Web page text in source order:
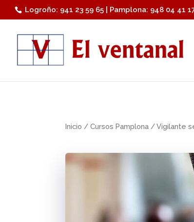
Logroño: 941 23 59 65 | Pamplona: 948 04 41
Inicio /Cursos Pamplona /Vigilante